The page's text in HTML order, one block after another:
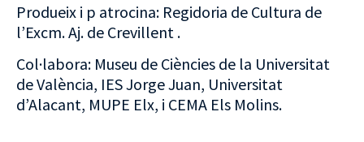
Produeix i p atrocina: Regidoria de Cultura de
l’Excm. Aj. de Crevillent .
Col·labora: Museu de Ciències de la Universitat
de València, IES Jorge Juan, Universitat
d’Alacant, MUPE Elx, i CEMA Els Molins.